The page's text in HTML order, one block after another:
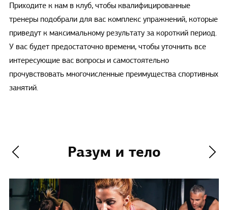
Приходите к нам в клуб, чтобы квалифицированные
тренеры подобрали для вас комплекс упражнений, которые
приведут к максимальному результату за короткий период.
У вас будет предостаточно времени, чтобы уточнить все
интересующие вас вопросы и самостоятельно
прочувствовать многочисленные преимущества спортивных
занятий.
Разум и тело